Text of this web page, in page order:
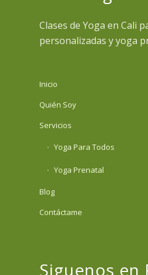
Clases de Yoga en Cali
personalizadas y yoga
Inicio
Quién Soy
Servicios
Yoga Para Todos
Yoga Prenatal
Blog
Contáctame
Siguenos en